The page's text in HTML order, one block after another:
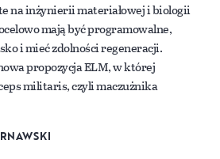
na inżynierii materiałowej i biologii
mają być programowalne,
i mieć zdolności regeneracji.
propozycja ELM, w której
militaris, czyli maczużnika